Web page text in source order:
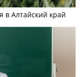
в Алтайский край